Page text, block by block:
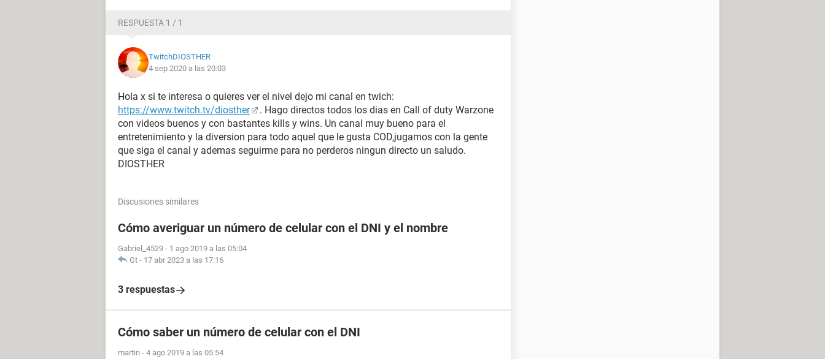
RESPUESTA 1 / 1
TwitchDIOSTHER
4 sep 2020 a las 20:03
Hola x si te interesa o quieres ver el nivel dejo mi canal en twich:
https://www.twitch.tv/diosther
. Hago directos todos los dias en Call of duty Warzone
con videos buenos y con bastantes kills y wins. Un canal muy bueno para el
entretenimiento y la diversion para todo aquel que le gusta COD,jugamos con la gente
que siga el canal y ademas seguirme para no perderos ningun directo un saludo.
DIOSTHER
Discusiones similares
Cómo averiguar un número de celular con el DNI y el nombre
Gabriel_4529 - 1 ago 2019 a las 05:04
Gt - 17 abr 2023 a las 17:16
3 respuestas
Cómo saber un número de celular con el DNI
martin - 4 ago 2019 a las 05:54